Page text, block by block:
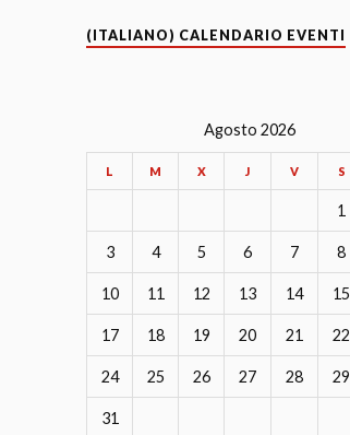
(ITALIANO) CALENDARIO EVENTI
Agosto 2026
L M X J V S
1
3 4 5 6 7 8
10 11 12 13 14 15
17 18 19 20 21 22
24 25 26 27 28 29
31